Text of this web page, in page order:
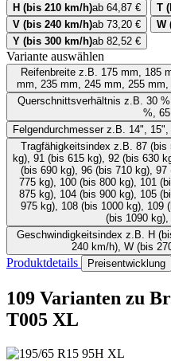
H (bis 210 km/h)ab 64,87 € T
V (bis 240 km/h)ab 73,20 € W
Y (bis 300 km/h)ab 82,52 €
Variante auswählen
Reifenbreitez.B. 175 mm, 185 mm, 195 mm, 205 mm, 215 mm, 225
mm, 235 mm, 245 mm, 255
Querschnittsverhältnis
%,
Felgendurchmesser z.B. 14", 15",
Tragfähigkeitsindex
kg), 91 (bis 615 kg), 92 (bis 630
(bis 690 kg), 96 (bis 710 kg),
775 kg), 100 (bis 800 kg), 101
875 kg), 104 (bis 900 kg), 105
975 kg), 108 (bis 1000 kg), 109
(bis 1090
Geschwindigkeitsindex
240 km/h), W (bis
Produktdetails Preisentwicklung
109 Varianten zu
T005 XL